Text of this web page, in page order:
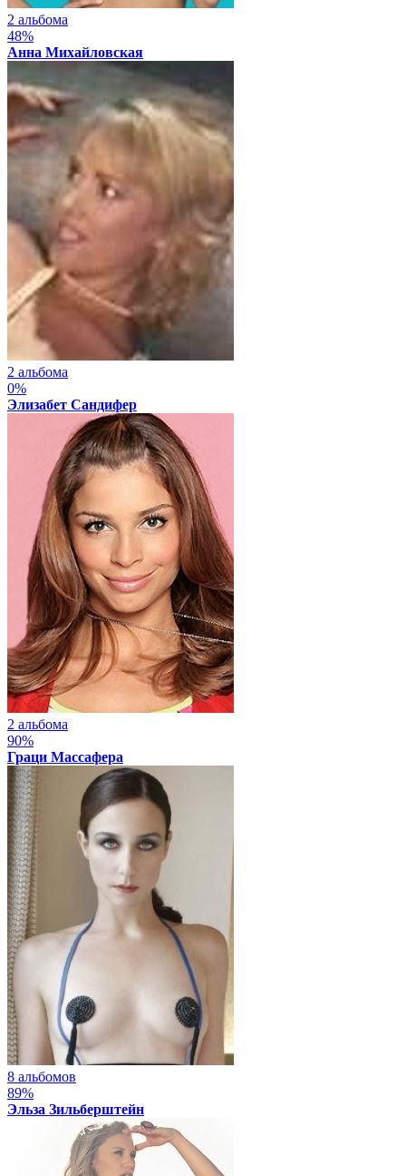
2 альбома
48%
Анна Михайловская
2 альбома
0%
Элизабет Сандифер
2 альбома
90%
Граци Массафера
8 альбомов
89%
Эльза Зильберштейн